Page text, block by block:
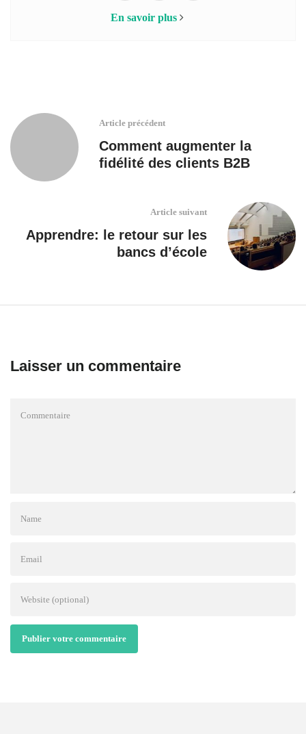
En savoir plus
Article précédent
Comment augmenter la
fidélité des clients B2B
Article suivant
Apprendre: le retour sur les
bancs d’école
Laisser un commentaire
Publier votre commentaire